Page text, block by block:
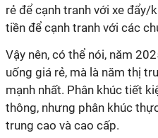
rẻ để cạnh tranh với xe đẩy/
tiền để cạnh tranh với các
Vậy nên, có thể nói, năm
uống giá rẻ, mà là năm thị
mạnh nhất. Phân khúc tiết
thông, nhưng phân khúc
trung cao và cao cấp.